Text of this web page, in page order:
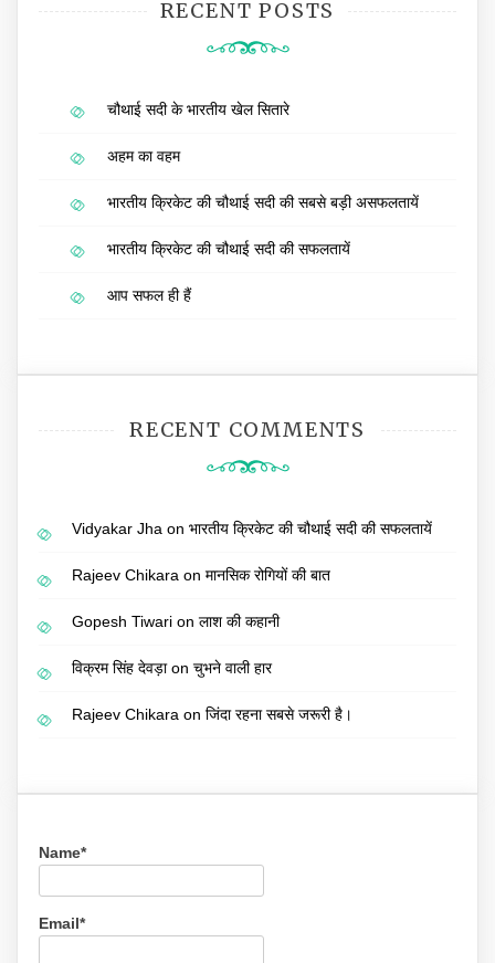
RECENT POSTS
चौथाई सदी के भारतीय खेल सितारे
अहम का वहम
भारतीय क्रिकेट की चौथाई सदी की सबसे बड़ी असफलतायें
भारतीय क्रिकेट की चौथाई सदी की सफलतायें
आप सफल ही हैं
RECENT COMMENTS
Vidyakar Jha on भारतीय क्रिकेट की चौथाई सदी की सफलतायें
Rajeev Chikara on मानसिक रोगियों की बात
Gopesh Tiwari on लाश की कहानी
विक्रम सिंह देवड़ाon चुभने वाली हार
Rajeev Chikara on जिंदा रहना सबसे जरूरी है।
Name*
Email*